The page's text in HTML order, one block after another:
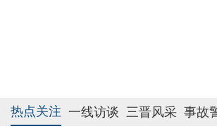
热点关注 一线访谈 三晋风采 事故